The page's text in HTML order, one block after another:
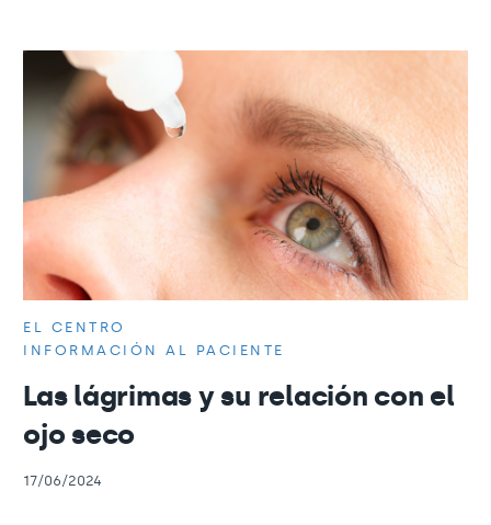
EL CENTRO
INFORMACIÓN AL PACIENTE
Las lágrimas y su relación con el
ojo seco
17/06/2024